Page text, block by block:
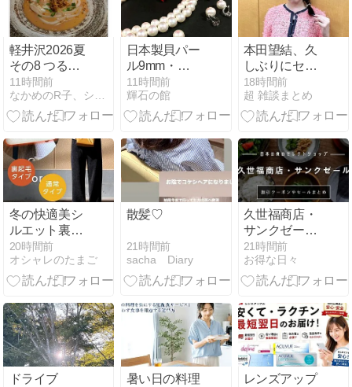
軽井沢2026夏
その8 つると
んたん
11時間前
なかめのR子、シアトルで駐妻になる。
日本製貝パー
ル9mm・
10mmネック
レスの選び方
11時間前
輝石の館
本田望結、久
しぶりにセク
シーﾃﾞｶﾊﾟｲ投
稿！やっぱり
お◯ぱいでか
像あり）
18時間前
超 雑談まとめ
冬の快適美シ
ルエット裏起
毛ワイドパン
ツ
20時間前
オシャレのたまご
散髪♡
21時間前
sacha Diary
久世福商店・
サンクゼール
の割引クーポ
ンやセールま
とめ【2026年
21時間前
お得な日々
ドライブ
暑い日の料理
レンズアップ